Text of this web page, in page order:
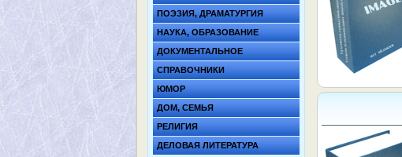
ПОЭЗИЯ, ДРАМАТУРГИЯ
НАУКА, ОБРАЗОВАНИЕ
ДОКУМЕНТАЛЬНОЕ
СПРАВОЧНИКИ
ЮМОР
ДОМ, СЕМЬЯ
РЕЛИГИЯ
ДЕЛОВАЯ ЛИТЕРАТУРА